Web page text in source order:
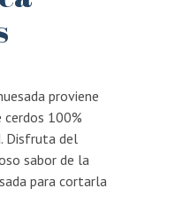
proviene
100%
Disfruta del
sabor de la
para cortarla